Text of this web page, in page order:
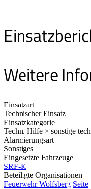
Weitere
Einsatzart
Technischer Einsatz
Einsatzkategorie
Techn. Hilfe > sonstige
Alarmierungsart
Sonstiges
Eingesetzte Fahrzeuge
SRF-K
Beteiligte Organisationen
Feuerwehr Wolfsberg Seite